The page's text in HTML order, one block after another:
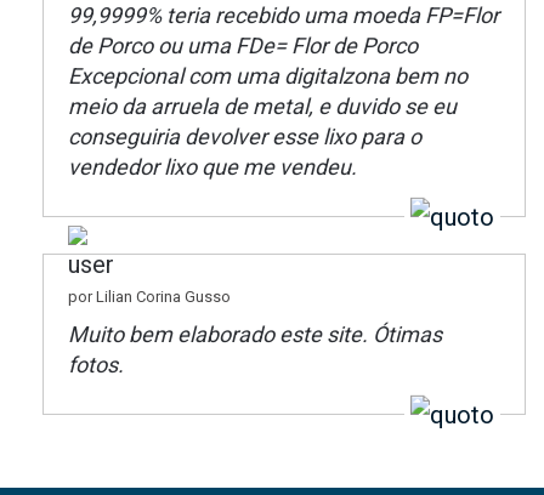
99,9999% teria recebido uma moeda FP=Flor
de Porco ou uma FDe= Flor de Porco
Excepcional com uma digitalzona bem no
meio da arruela de metal, e duvido se eu
conseguiria devolver esse lixo para o
vendedor lixo que me vendeu.
por Lilian Corina Gusso
Muito bem elaborado este site. Ótimas
fotos.